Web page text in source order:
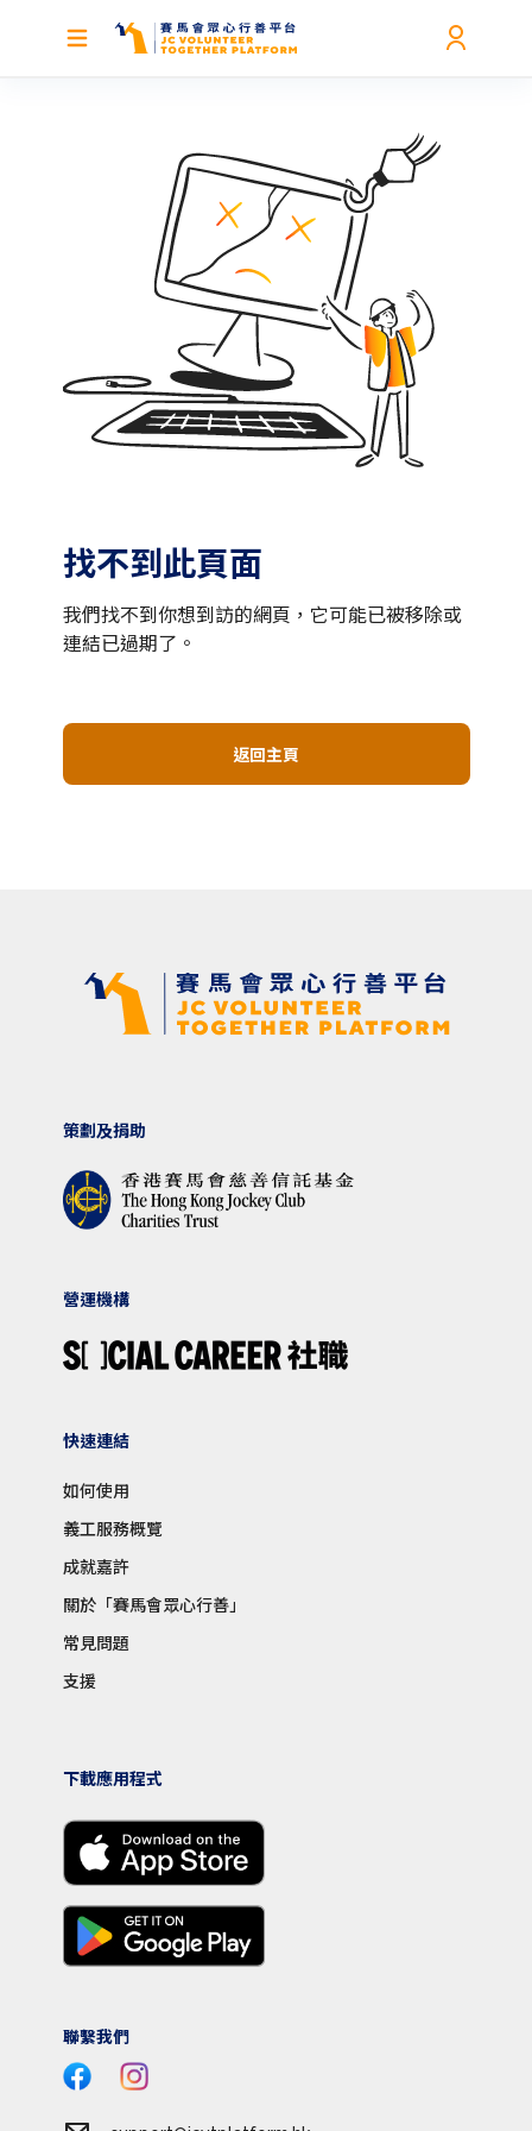
找不到此頁面
我們找不到你想到訪的網頁，它可能已被移除或
連結已過期了。
返回主頁
策劃及捐助
營運機構
快速連結
如何使用
義工服務概覽
成就嘉許
關於「賽馬會眾心行善」
常見問題
支援
下載應用程式
聯繫我們